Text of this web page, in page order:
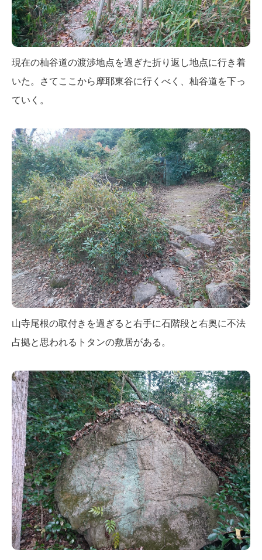
現在の杣谷道の渡渉地点を過ぎた折り返し地点に行き着
いた。さてここから摩耶東谷に行くべく、杣谷道を下っ
ていく。
山寺尾根の取付きを過ぎると右手に石階段と右奥に不法
占拠と思われるトタンの敷居がある。